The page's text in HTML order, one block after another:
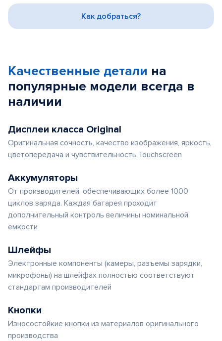
3
Как добраться?
Качественные детали на
популярные модели всегда в
наличии
Дисплеи класса Original
Оригинальная сочность, качество изображения, яркость,
цветопередача и чувствительность Touchscreen
Аккумуляторы
От производителей, обеспечивающих более 1000
циклов заряда. Каждая батарея проходит
дополнительный контроль величины номинальной
емкости
Шлейфы
Электронные компоненты (камеры, разъемы зарядки,
микрофоны) на шлейфах полностью соответствуют
стандартам производителей
Кнопки
Износостойкие кнопки из материалов оригинального
производства